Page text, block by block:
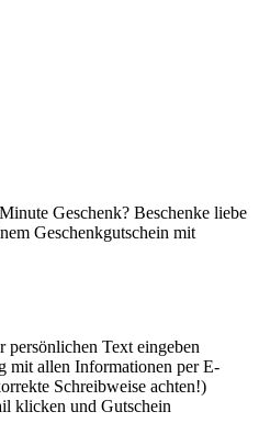
Geschenk? Beschenke liebe
Geschenkgutschein mit
persönlichen Text eingeben
mit allen Informationen per E-
Schreibweise achten!)
klicken und Gutschein